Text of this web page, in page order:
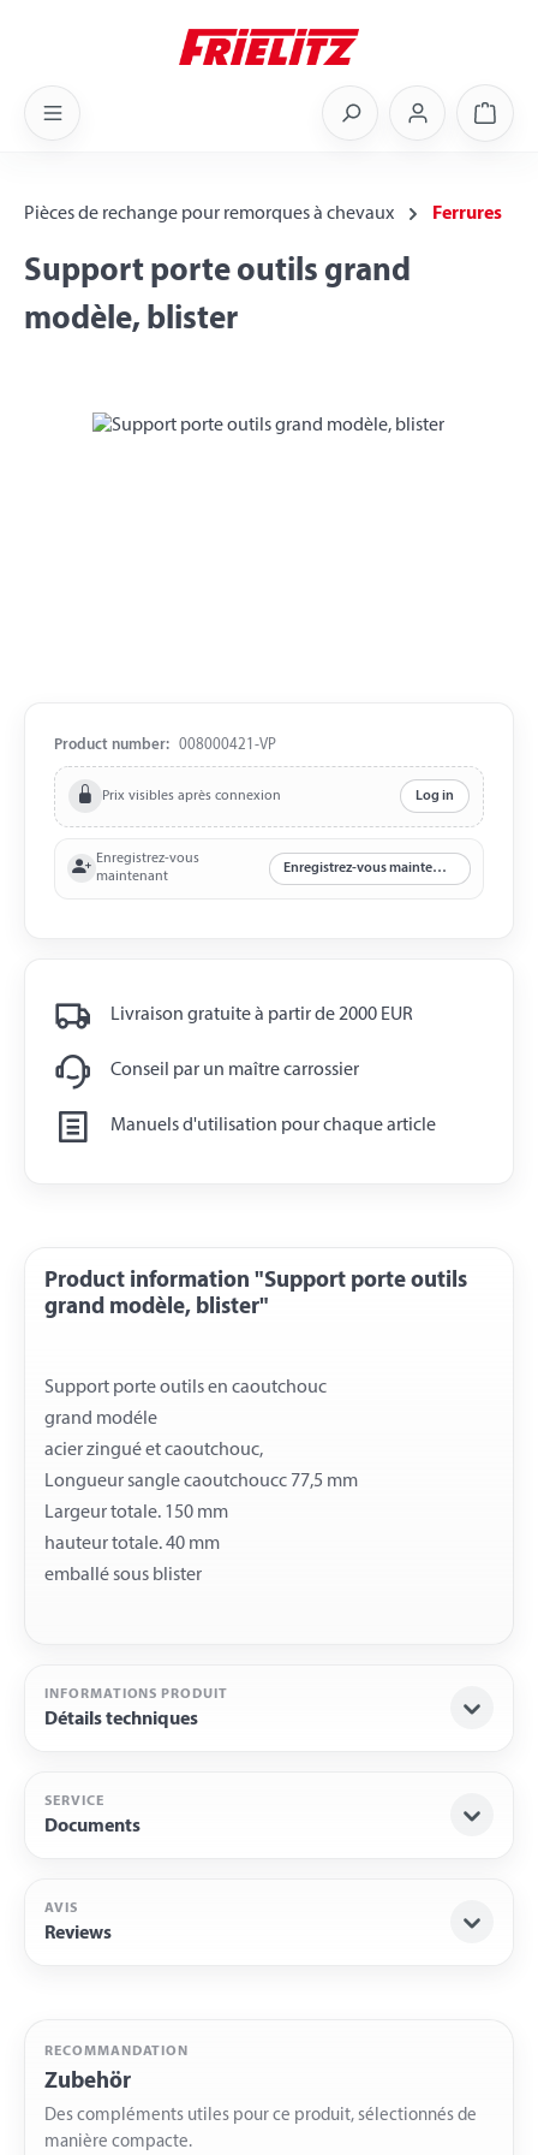
Pièces de rechange pour remorques à chevaux Ferrures
Support porte outils grand
modèle, blister
Skip image gallery
Product number: 008000421-VP
Prix visibles après connexion Log in
Enregistrez-vous
maintenant
Enregistrez-vous maintenant
Livraison gratuite à partir de 2000 EUR
Conseil par un maître carrossier
Manuels d'utilisation pour chaque article
Product information "Support porte outils
grand modèle, blister"
Support porte outils en caoutchouc
grand modéle
acier zingué et caoutchouc,
Longueur sangle caoutchoucc 77,5 mm
Largeur totale. 150 mm
hauteur totale. 40 mm
INFORMATIONS PRODUIT
Détails techniques
SERVICE
Documents
AVIS
Reviews
RECOMMANDATION
Zubehör
Des compléments utiles pour ce produit, sélectionnés de
manière compacte.